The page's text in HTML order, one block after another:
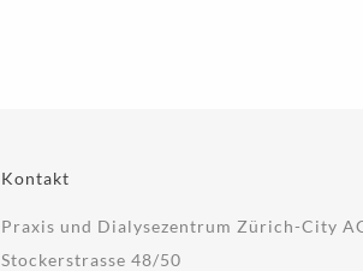
Kontakt
Praxis und Dialysezentrum Zürich-City
Stockerstrasse 48/50